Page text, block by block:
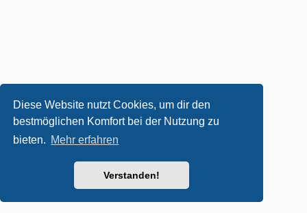
Diese Website nutzt Cookies, um dir den
bestmöglichen Komfort bei der Nutzung zu
bieten. Mehr erfahren
Verstanden!